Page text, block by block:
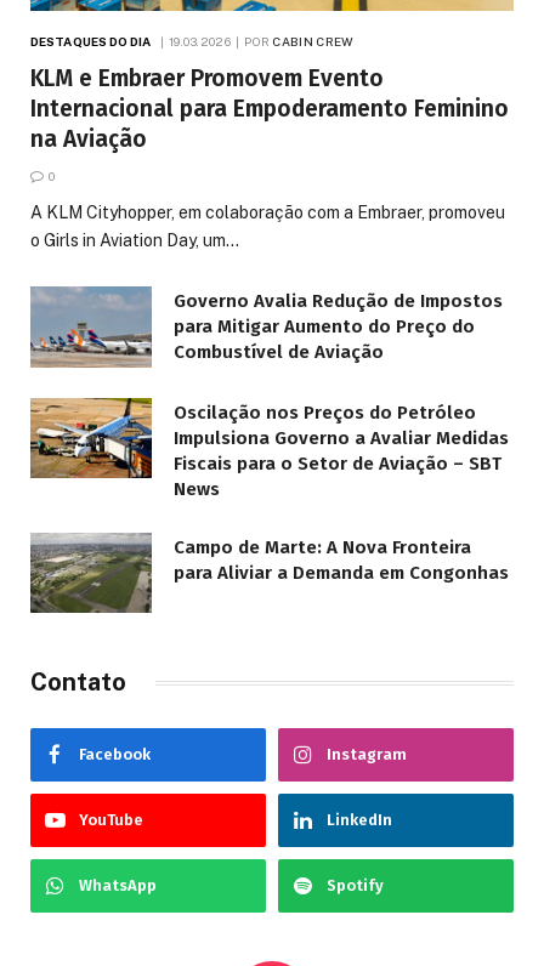
DESTAQUES DO DIA 19.03.2026 POR CABIN CREW
KLM e Embraer Promovem Evento
Internacional para Empoderamento Feminino
na Aviação
0
A KLM Cityhopper, em colaboração com a Embraer, promoveu
o Girls in Aviation Day, um…
Governo Avalia Redução de Impostos
para Mitigar Aumento do Preço do
Combustível de Aviação
Oscilação nos Preços do Petróleo
Impulsiona Governo a Avaliar Medidas
Fiscais para o Setor de Aviação – SBT
News
Campo de Marte: A Nova Fronteira
para Aliviar a Demanda em Congonhas
Contato
Facebook Instagram
YouTube LinkedIn
WhatsApp Spotify